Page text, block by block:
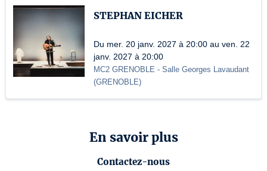
STEPHAN EICHER
Du mer. 20 janv. 2027 à 20:00 au ven. 22
janv. 2027 à 20:00
MC2 GRENOBLE - Salle Georges Lavaudant
(GRENOBLE)
En savoir plus
Contactez-nous